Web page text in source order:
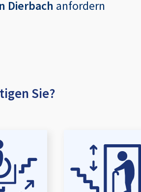
Dierbach anfordern
Sie?